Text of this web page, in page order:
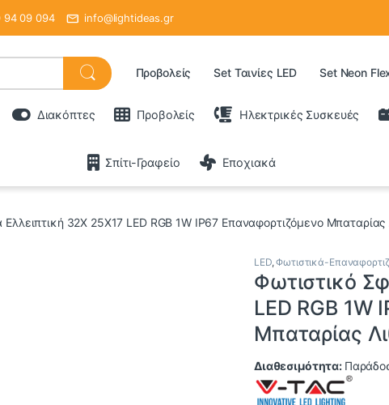
94 09 094 info@lightideas.gr
Προβολείς Set Ταινίες LED Set Neon
Διακόπτες Προβολείς Ηλεκτρικές Συσκευές
Σπίτι-Γραφείο Εποχιακά
32X 25X17 LED RGB 1W IP67 Επαναφορτιζόμενο Μπαταρίας
LED,Φωτιστικά-
Φωτιστικό
LED RGB 1W
Μπαταρίας
Διαθεσιμότητα: